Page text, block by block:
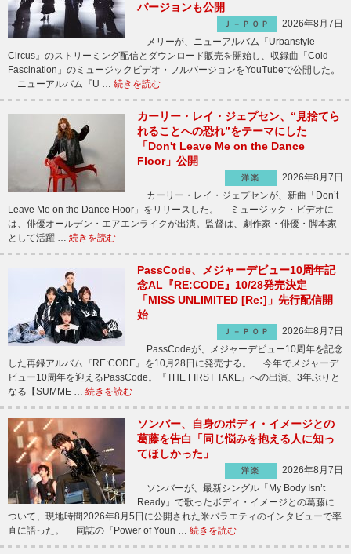
バージョンも公開
Ｊ－ＰＯＰ
2026年8月7日
メリーが、ニューアルバム『Urbanstyle
Circus』のストリーミング配信とダウンロード販売を開始し、収録曲「Cold
Fascination」のミュージックビデオ・フルバージョンをYouTubeで公開した。
ニューアルバム『U … 続きを読む
カーリー・レイ・ジェプセン、“見捨てら
れることへの恐れ”をテーマにした
「Don't Leave Me on the Dance
Floor」公開
洋楽
2026年8月7日
カーリー・レイ・ジェプセンが、新曲「Don’t
Leave Me on the Dance Floor」をリリースした。 ミュージック・ビデオに
は、俳優オールデン・エアエンライクが出演。監督は、劇作家・俳優・脚本家
として活躍 … 続きを読む
PassCode、メジャーデビュー10周年記
念AL『RE:CODE』10/28発売決定
「MISS UNLIMITED [Re:]」先行配信開
始
Ｊ－ＰＯＰ
2026年8月7日
PassCodeが、メジャーデビュー10周年を記念
した再録アルバム『RE:CODE』を10月28日に発売する。 今年でメジャーデ
ビュー10周年を迎えるPassCode。『THE FIRST TAKE』への出演、3年ぶりと
なる【SUMME … 続きを読む
ソンバー、自身のボディ・イメージとの
葛藤を告白「同じ悩みを抱える人に知っ
てほしかった」
洋楽
2026年8月7日
ソンバーが、最新シングル「My Body Isn’t
Ready」で歌ったボディ・イメージとの葛藤に
ついて、現地時間2026年8月5日に公開された米バラエティのインタビューで率
直に語った。 同誌の『Power of Youn … 続きを読む